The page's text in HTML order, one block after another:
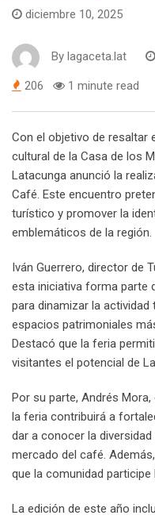
diciembre 10, 2025
By lagaceta.lat
206 1 minute read
Con el objetivo de resaltar
cultural de la Casa de los
Latacunga anunció la
Café. Este encuentro
turístico y promover la
emblemáticos de la región.
Iván Guerrero, director de
esta iniciativa forma parte
para dinamizar la
espacios patrimoniales
Destacó que la feria
visitantes el potencial de
Por su parte, Andrés
la feria contribuirá a
dar a conocer la
mercado del café.
que la comunidad
La edición de este año